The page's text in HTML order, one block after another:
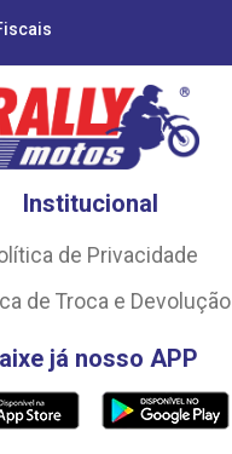
Institucional
de Privacidade
de Troca e Devolução
já nosso APP